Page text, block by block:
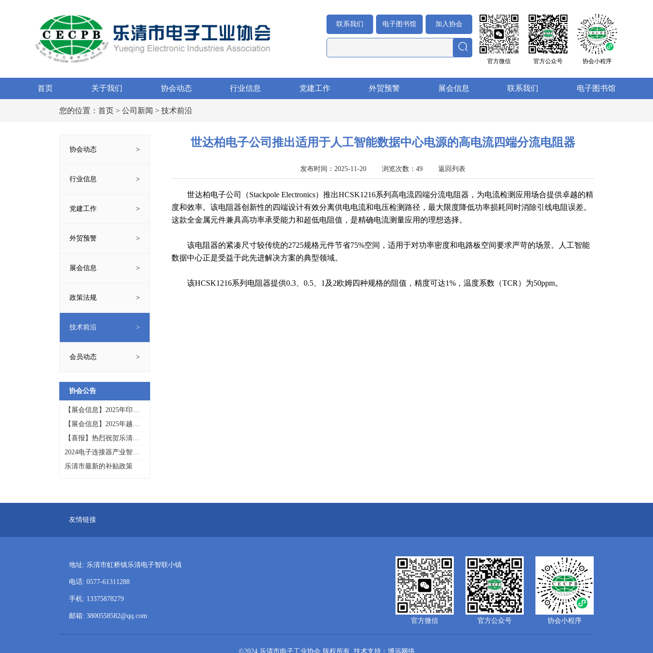
联系我们 电子图书馆 加入协会
官方微信 官方公众号 协会小程序
首页 关于我们 协会动态 行业信息 党建工作 外贸预警 展会信息 联系我们 电子图书馆
您的位置： 首页 > 公司新闻 > 技术前沿
协会动态
行业信息
党建工作
外贸预警
展会信息
政策法规
技术前沿
会员动态
协会公告
【展会信息】2025年印尼
通讯技术与高新科技展览
会INTI
【展会信息】2025年越南
国际电子展
【喜报】热烈祝贺乐清市
电子工业协会多家会员企
业入选2025年浙江省先进
级智能工厂（第一批）名
2024电子连接器产业智造
创新峰会暨乐清市电子工
业协会20周年年会庆典
乐清市最新的补贴政策
世达柏电子公司推出适用于人工智能数据中心电源的高电流四端分流电阻器
发布时间：2025-11-20 浏览次数：49 返回列表
世达柏电子公司（Stackpole Electronics）推出HCSK1216系列高电流四端分流电阻器，为电流检测应用场合提供卓越的精
度和效率。该电阻器创新性的四端设计有效分离供电电流和电压检测路径，最大限度降低功率损耗同时消除引线电阻误差。
这款全金属元件兼具高功率承受能力和超低电阻值，是精确电流测量应用的理想选择。
该电阻器的紧凑尺寸较传统的2725规格元件节省75%空间，适用于对功率密度和电路板空间要求严苛的场景。人工智能
数据中心正是受益于此先进解决方案的典型领域。
该HCSK1216系列电阻器提供0.3、0.5、1及2欧姆四种规格的阻值，精度可达1%，温度系数（TCR）为50ppm。
友情链接
地址: 乐清市虹桥镇乐清电子智联小镇
电话: 0577-61311288
手机: 13375878279
邮箱: 3800558582@qq.com
官方微信 官方公众号 协会小程序
©2024 乐清市电子工业协会 版权所有 技术支持：博远网络